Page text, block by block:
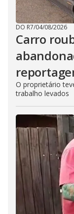
DO R7/04/08/2026
Carro
O proprietário
trabalho levados